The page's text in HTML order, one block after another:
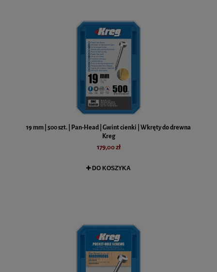
19 mm | 500 szt. | Pan-Head | Gwint cienki | Wkręty do drewna
Kreg
179,00 zł
DO KOSZYKA